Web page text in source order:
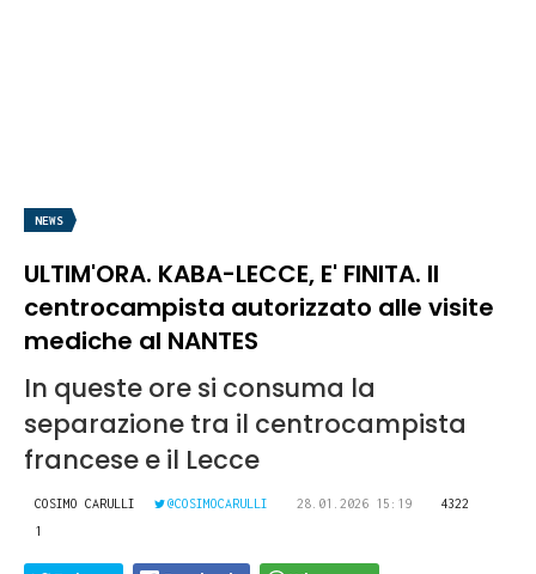
NEWS
ULTIM'ORA. KABA-LECCE, E' FINITA. Il
centrocampista autorizzato alle visite
mediche al NANTES
In queste ore si consuma la
separazione tra il centrocampista
francese e il Lecce
COSIMO CARULLI @COSIMOCARULLI 28.01.2026 15:19
4322
1